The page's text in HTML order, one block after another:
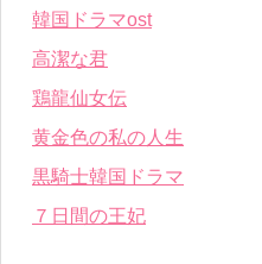
韓国ドラマost
高潔な君
鶏龍仙女伝
黄金色の私の人生
黒騎士韓国ドラマ
７日間の王妃